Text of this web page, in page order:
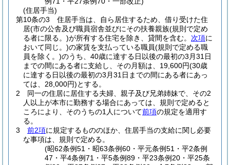
(住居手当)
第10条の3
住居手当は、自ら居住するため、借り受けた住
居(市の公舎及び職員宿舎並びにその扶養親族(規則で定め
る者に限る。)が所有する住宅を除き、貸間を含む。 次項に
おいて同じ。)の家賃を支払っている職員(規則で定める職
員を除く。)のうち、40歳に達する日以後の最初の3月31日
までの間にある者に支給し、その月額は、19,600円(30歳
に達する日以後の最初の3月31日までの間にある者にあっ
ては、28,000円)とする。
2
同一の住居に居住する夫婦、親子及び兄弟姉妹で、その2
人以上が本市に勤務する場合にあっては、規則で定めると
ころにより、そのうちの1人について前項の規定を適用す
る。
3
前2項に規定するもののほか、住居手当の支給に関し必要
な事項は、規則で定める。
(昭62条例51・昭63条例60・平元条例51・平2条例
47・平4条例71・平5条例89・平23条例20・平25条